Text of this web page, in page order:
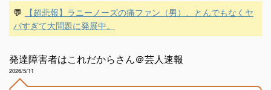
💬
【超悲報】ラニーノーズの痛ファン（男）、とんでもなくヤ
バすぎて大問題に発展中。
発達障害者はこれだからさん＠芸人速報
2026/5/11